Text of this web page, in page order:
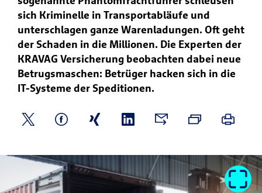
Jobsuche
sich Kriminelle in Transportabläufe und
unterschlagen ganze Warenladungen. Oft geht
der Schaden in die Millionen. Die Experten der
KRAVAG Versicherung beobachten dabei neue
Betrugsmaschen: Betrüger hacken sich in die
IT-Systeme der Speditionen.